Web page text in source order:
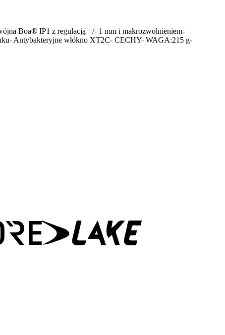
Boa® IP1 z regulacją +/- 1 mm i makrozwolnieniem-
Antybakteryjne włókno XT2C- CECHY- WAGA:215 g-